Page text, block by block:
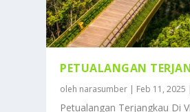
PETUALANGAN
oleh narasumber | Feb 11, 2025
Petualangan Terjangkau Di